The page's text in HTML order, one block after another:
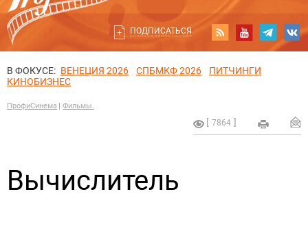
ПОДПИСАТЬСЯ
В ФОКУСЕ: ВЕНЕЦИЯ 2026 СПБМКФ 2026
ПИТЧИНГИ
КИНОБИЗНЕС
ПрофиСинема Фильмы.
7864
Вычислитель